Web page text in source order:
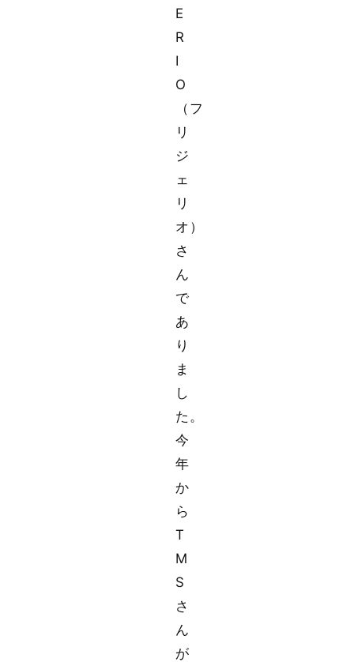
E
R
I
O
（フ
リ
ジ
ェ
リ
オ）
さ
ん
で
あ
り
ま
し
た。
今
年
か
ら
T
M
S
さ
ん
が